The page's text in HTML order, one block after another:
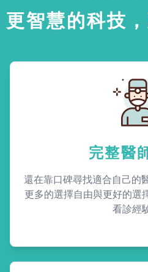
更智慧的科技
完整醫
還在靠口碑尋找適合自己的
更多的選擇自由與更好的選
看診經